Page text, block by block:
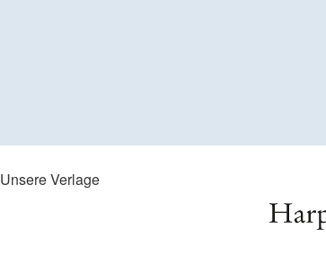
Unsere Verlage